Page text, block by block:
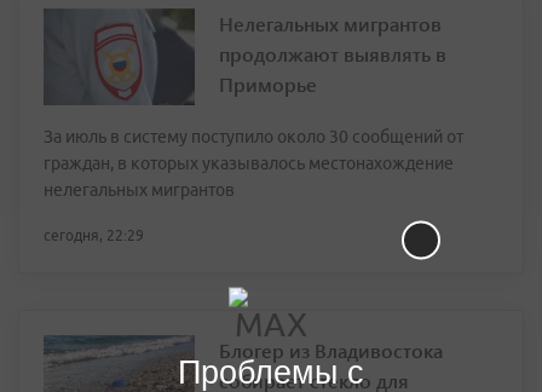
Нелегальных мигрантов
продолжают выявлять в
Приморье
За июль в систему поступило около 30 сообщений от
граждан, в которых указывалось местонахождение
нелегальных мигрантов
сегодня, 22:29
Блогер из Владивостока
собирает стекло для
Проблемы с